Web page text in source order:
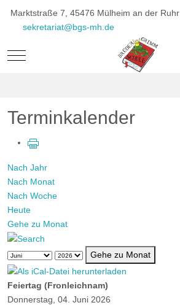
Marktstraße 7, 45476 Mülheim an der Ruhr
sekretariat@bgs-mh.de
Mobile Menu Toggle
Terminkalender
Nach Jahr
Nach Monat
Nach Woche
Heute
Gehe zu Monat
Gehe zu Monat
Feiertag (Fronleichnam)
Donnerstag, 04. Juni 2026